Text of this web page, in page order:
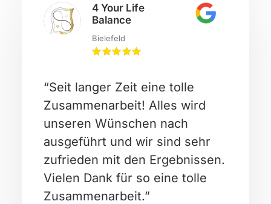
4 Your Life
Balance
Bielefeld
“Seit langer Zeit eine tolle
Zusammenarbeit! Alles wird
unseren Wünschen nach
ausgeführt und wir sind sehr
zufrieden mit den Ergebnissen.
Vielen Dank für so eine tolle
Zusammenarbeit.”